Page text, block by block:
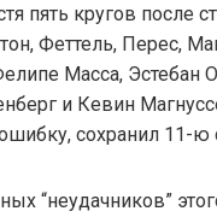
пять кругов после
Феттель, Перес,
Масса, Эстебан
и Кевин
сохранил 11-ю
“неудачников”